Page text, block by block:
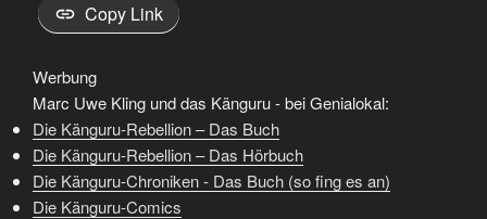
Copy Link
Werbung
Marc Uwe Kling und das Känguru - bei Genialokal:
Die Känguru-Rebellion – Das Buch
Die Känguru-Rebellion – Das Hörbuch
Die Känguru-Chroniken - Das Buch (so fing es an)
Die Känguru-Comics